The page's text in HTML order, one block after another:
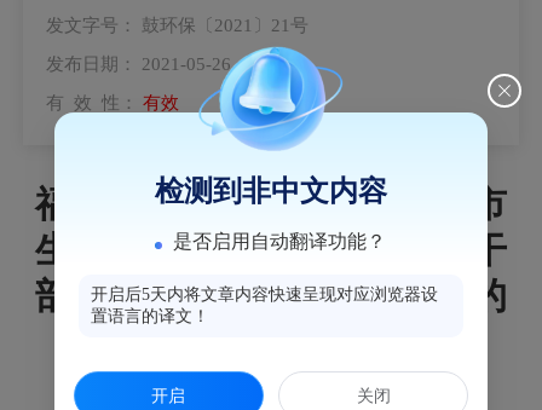
发文字号： 鼓环保〔2021〕21号
发布日期： 2021-05-26
有 效 性： 有效
福州市鼓楼生态环境局转发市
生态环境局关于进一步加强干
部职工因私出国（境）管理的
鼓环保〔2021〕21号
检测到非中文内容
是否启用自动翻译功能？
开启后5天内将文章内容快速呈现对应浏览器设
置语言的译文！
开启 关闭